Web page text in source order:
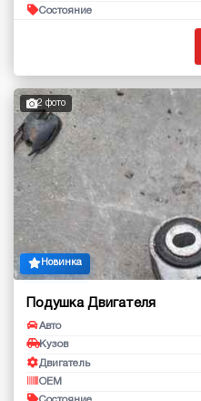
Состояние
2 фото
Новинка
Подушка Двигателя
Авто
Кузов
Двигатель
OEM